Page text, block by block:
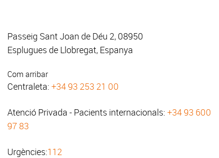
Passeig Sant Joan de Déu 2, 08950
Esplugues de Llobregat, Espanya
Com arribar
Centraleta: +34 93 253 21 00
Atenció Privada - Pacients internacionals: +34 93 600
97 83
Urgències:112